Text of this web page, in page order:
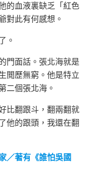
的血液裏缺乏「紅色
對此有何感想。
。
門面話。張北海就是
閲歷無窮。他是特立
二個張北海。
比翻跟斗，翻兩翻就
他的跟頭，我還在翻
／著有《誰怕吳國